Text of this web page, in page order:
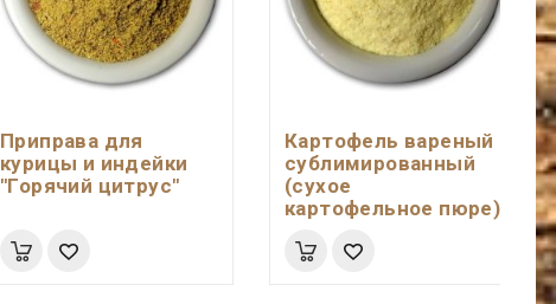
Приправа для
курицы и индейки
"Горячий цитрус"
Картофель вареный
сублимированный
(сухое
картофельное пюре)